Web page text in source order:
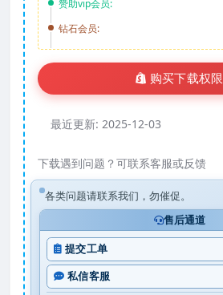
赞助vip会员:
钻石会员:
购买下载权限
最近更新: 2025-12-03
下载遇到问题？可联系客服或反馈
各类问题请联系我们，勿催促。
售后通道
提交工单
私信客服